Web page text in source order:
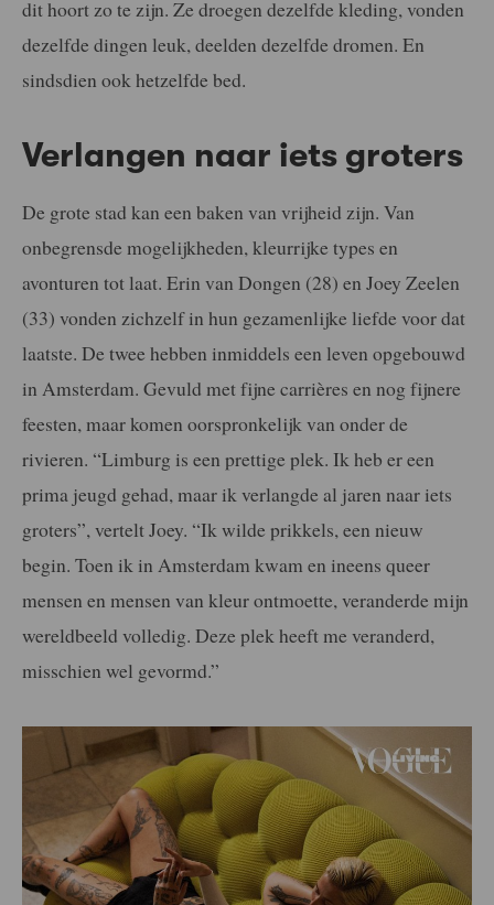
dit hoort zo te zijn. Ze droegen dezelfde kleding, vonden
dezelfde dingen leuk, deelden dezelfde dromen. En
sindsdien ook hetzelfde bed.
Verlangen naar iets groters
De grote stad kan een baken van vrijheid zijn. Van
onbegrensde mogelijkheden, kleurrijke types en
avonturen tot laat. Erin van Dongen (28) en Joey Zeelen
(33) vonden zichzelf in hun gezamenlijke liefde voor dat
laatste. De twee hebben inmiddels een leven opgebouwd
in Amsterdam. Gevuld met fijne carrières en nog fijnere
feesten, maar komen oorspronkelijk van onder de
rivieren. “Limburg is een prettige plek. Ik heb er een
prima jeugd gehad, maar ik verlangde al jaren naar iets
groters”, vertelt Joey. “Ik wilde prikkels, een nieuw
begin. Toen ik in Amsterdam kwam en ineens queer
mensen en mensen van kleur ontmoette, veranderde mijn
wereldbeeld volledig. Deze plek heeft me veranderd,
misschien wel gevormd.”